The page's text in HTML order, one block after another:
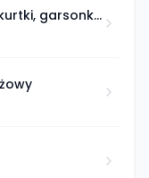
garsonki,